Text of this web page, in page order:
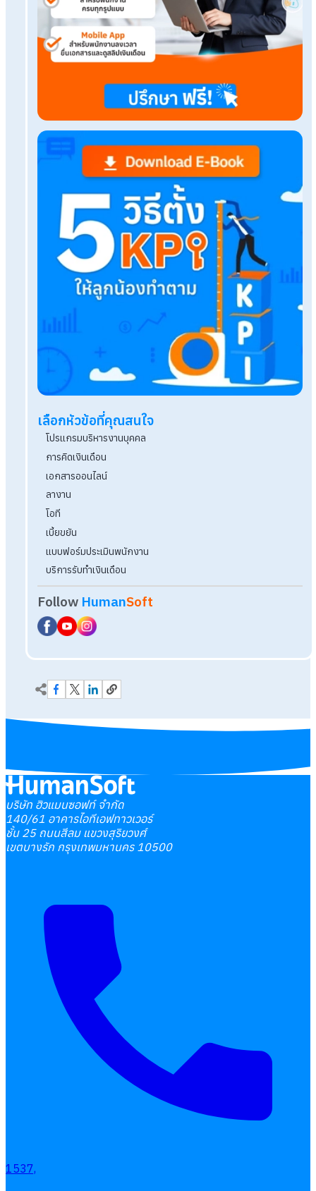
พนักงานบาดเจ็บในงานต้องใช้สิทธิลาป่วยหรือเบิกก
เงินทดแทน
กฎกระทรวงกำหนดสิทธิโอที รปภ. มีผลบังคับใช้ 24
2569
ยื่นภาษีไม่ทันจะเป็นอะไรไหม ต้องทำอย่างไรหากเลยก
เลือกหัวข้อที่คุณสนใจ
โปรแกรมบริหารงานบุคคล
การคิดเงินเดือน
เอกสารออนไลน์
บริษัท ฮิวแมนซอฟท์ จำกัด
140/61 อาคารไอทีเอฟทาวเวอร์
ชั้น 25 ถนนสีลม แขวงสุริยวงศ์
เขตบางรัก กรุงเทพมหานคร 10500
1537,